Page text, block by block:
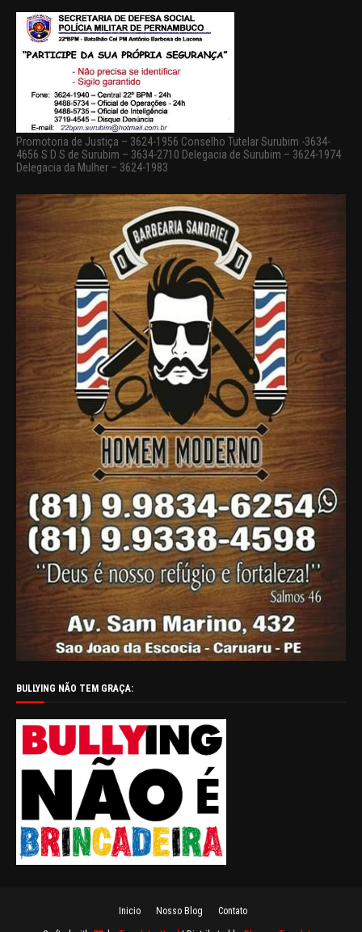
Promotoria de Justiça – 3624-1956 Conselho Tutelar Surubim -3634-
4656 S D S de Surubim – 3634-2710 Delegacia de Surubim – 3624-1974
Delegacia da Mulher – 3624-1983
BULLYING NÃO TEM GRAÇA:
Inicio Nosso Blog Contato